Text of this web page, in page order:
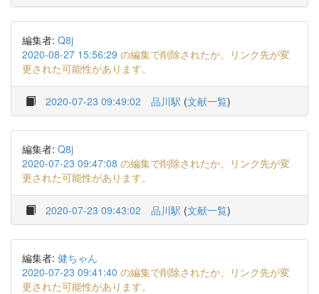
編集者: Q8j
2020-08-27 15:56:29 の編集で削除されたか、リンク先が変
更された可能性があります。
2020-07-23 09:49:02 品川駅 (文献一覧)
編集者: Q8j
2020-07-23 09:47:08 の編集で削除されたか、リンク先が変
更された可能性があります。
2020-07-23 09:43:02 品川駅 (文献一覧)
編集者: 健ちゃん
2020-07-23 09:41:40 の編集で削除されたか、リンク先が変
更された可能性があります。